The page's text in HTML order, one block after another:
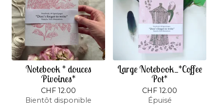
Notebook * douces
Pivoines*
CHF 12.00
Bientôt disponible
Large Notebook_*Coffee
Pot*
CHF 12.00
Épuisé